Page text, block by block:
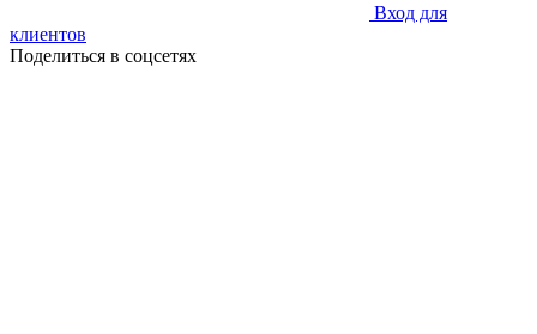
Вход для
клиентов
Поделиться в соцсетях